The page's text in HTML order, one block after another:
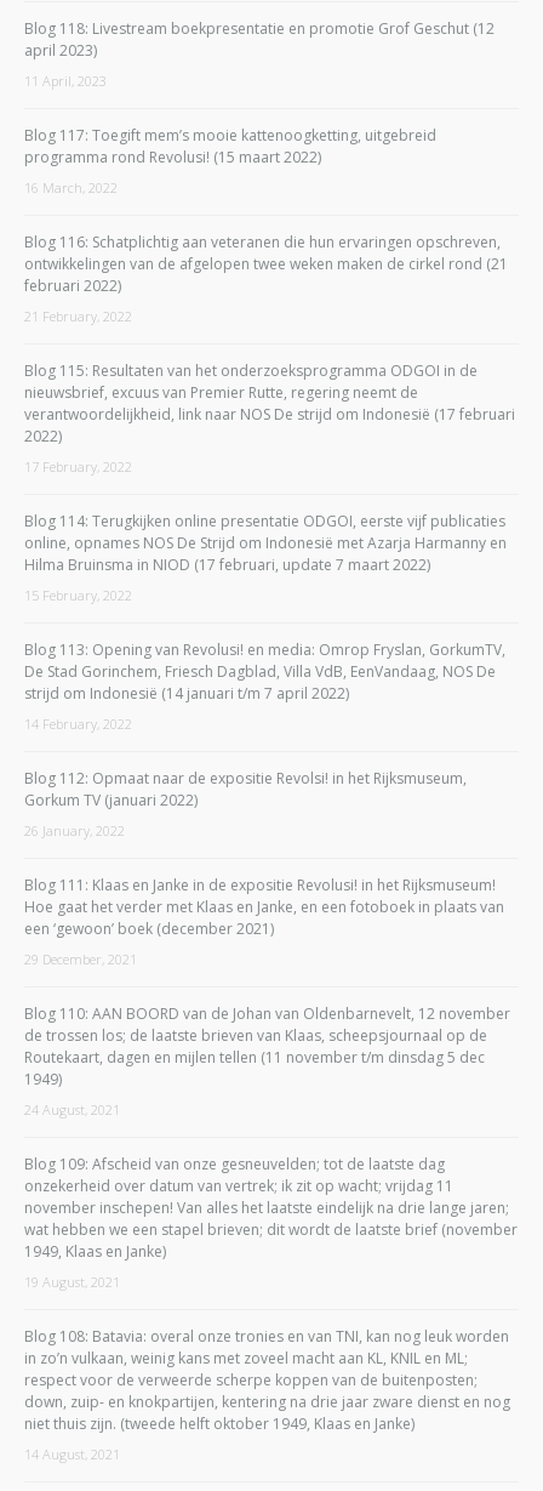
Blog 118: Livestream boekpresentatie en promotie Grof Geschut (12
april 2023)
11 April, 2023
Blog 117: Toegift mem’s mooie kattenoogketting, uitgebreid
programma rond Revolusi! (15 maart 2022)
16 March, 2022
Blog 116: Schatplichtig aan veteranen die hun ervaringen opschreven,
ontwikkelingen van de afgelopen twee weken maken de cirkel rond (21
februari 2022)
21 February, 2022
Blog 115: Resultaten van het onderzoeksprogramma ODGOI in de
nieuwsbrief, excuus van Premier Rutte, regering neemt de
verantwoordelijkheid, link naar NOS De strijd om Indonesië (17 februari
2022)
17 February, 2022
Blog 114: Terugkijken online presentatie ODGOI, eerste vijf publicaties
online, opnames NOS De Strijd om Indonesië met Azarja Harmanny en
Hilma Bruinsma in NIOD (17 februari, update 7 maart 2022)
15 February, 2022
Blog 113: Opening van Revolusi! en media: Omrop Fryslan, GorkumTV,
De Stad Gorinchem, Friesch Dagblad, Villa VdB, EenVandaag, NOS De
strijd om Indonesië (14 januari t/m 7 april 2022)
14 February, 2022
Blog 112: Opmaat naar de expositie Revolsi! in het Rijksmuseum,
Gorkum TV (januari 2022)
26 January, 2022
Blog 111: Klaas en Janke in de expositie Revolusi! in het Rijksmuseum!
Hoe gaat het verder met Klaas en Janke, en een fotoboek in plaats van
een ‘gewoon’ boek (december 2021)
29 December, 2021
Blog 110: AAN BOORD van de Johan van Oldenbarnevelt, 12 november
de trossen los; de laatste brieven van Klaas, scheepsjournaal op de
Routekaart, dagen en mijlen tellen (11 november t/m dinsdag 5 dec
1949)
24 August, 2021
Blog 109: Afscheid van onze gesneuvelden; tot de laatste dag
onzekerheid over datum van vertrek; ik zit op wacht; vrijdag 11
november inschepen! Van alles het laatste eindelijk na drie lange jaren;
wat hebben we een stapel brieven; dit wordt de laatste brief (november
1949, Klaas en Janke)
19 August, 2021
Blog 108: Batavia: overal onze tronies en van TNI, kan nog leuk worden
in zo’n vulkaan, weinig kans met zoveel macht aan KL, KNIL en ML;
respect voor de verweerde scherpe koppen van de buitenposten;
down, zuip- en knokpartijen, kentering na drie jaar zware dienst en nog
niet thuis zijn. (tweede helft oktober 1949, Klaas en Janke)
14 August, 2021